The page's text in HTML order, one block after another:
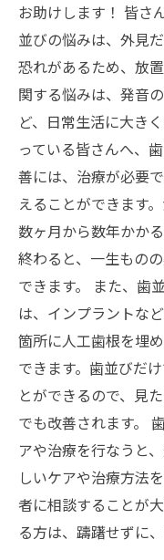
お助けします！ 皆さ
並びの悩みは、外見
恐れがあるため、放
関する悩みは、発音
ど、日常生活に大き
っている皆さんへ、
善には、治療が必要
えることができます
数ヶ月から数年かか
終わると、一生もの
できます。 また、歯
は、インプラントな
箇所に人工歯根を埋
できます。歯並びだ
とができるので、見
でも改善されます。
アや治療を行なうと
しいケアや治療方法
者に相談することが
る方は、躊躇せずに